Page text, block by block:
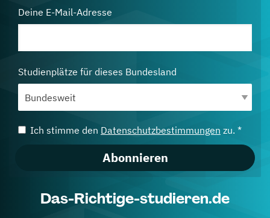
Deine E-Mail-Adresse
Studienplätze für dieses Bundesland
Ich stimme den Datenschutzbestimmungen zu. *
Abonnieren
Das-Richtige-studieren.de